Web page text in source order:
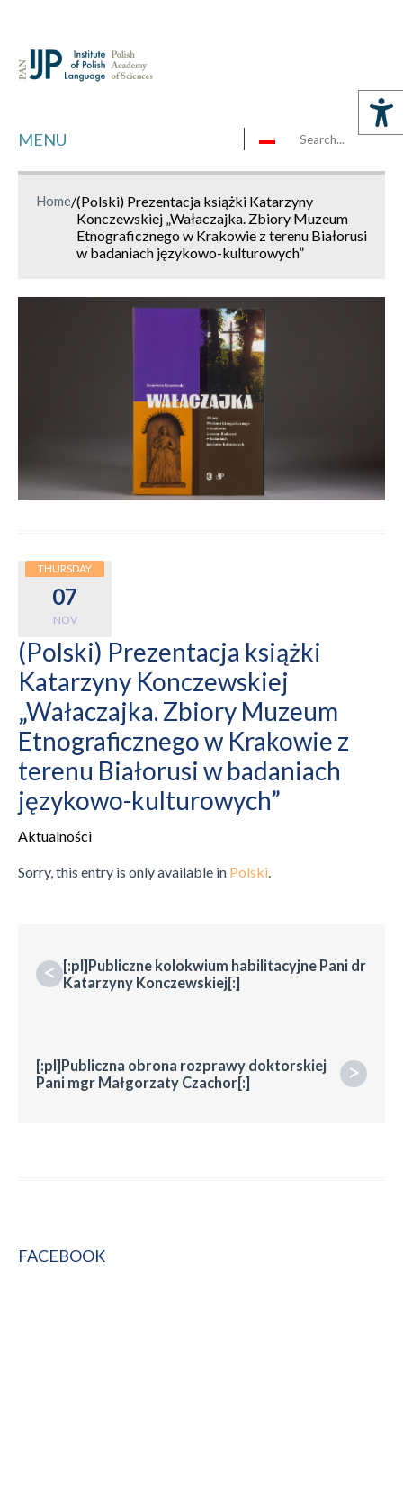
MENU
Home/(Polski) Prezentacja książki Katarzyny
Konczewskiej „Wałaczajka. Zbiory Muzeum
Etnograficznego w Krakowie z terenu Białorusi
w badaniach językowo-kulturowych”
THURSDAY
07
NOV
(Polski) Prezentacja książki
Katarzyny Konczewskiej
„Wałaczajka. Zbiory Muzeum
Etnograficznego w Krakowie z
terenu Białorusi w badaniach
językowo-kulturowych”
Aktualności
Sorry, this entry is only available in Polski
< [:pl]Publiczne kolokwium habilitacyjne Pani dr
Katarzyny Konczewskiej[:]
>
[:pl]Publiczna obrona rozprawy doktorskiej
Pani mgr Małgorzaty Czachor[:]
FACEBOOK